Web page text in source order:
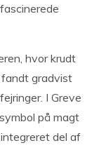
hvor krudt
fandt gradvist
I Greve
på magt
del af